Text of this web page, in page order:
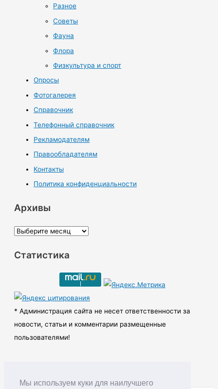
Мы используем куки для наилучшего
Разное
Советы
Фауна
Флора
Физкультура и спорт
Опросы
Фотогалерея
Справочник
Телефонный справочник
Рекламодателям
Правообладателям
Контакты
Политика конфиденциальности
Архивы
А
х
ы
Статистика
* Администрация сайта не несет ответственности за
новости, статьи и комментарии размещенные
пользователями!